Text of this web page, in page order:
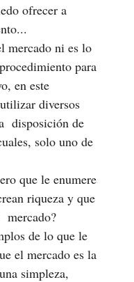
ofrecer a
mercado ni es lo
para
en este
diversos
disposición de
solo uno de
que le enumere
riqueza y que
mercado?
de lo que le
el mercado es la
simpleza,